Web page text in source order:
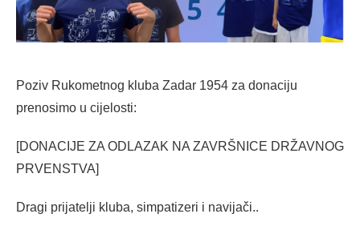
Poziv Rukometnog kluba Zadar 1954 za donaciju
prenosimo u cijelosti:
[DONACIJE ZA ODLAZAK NA ZAVRŠNICE DRŽAVNOG
PRVENSTVA]
Dragi prijatelji kluba, simpatizeri i navijači..